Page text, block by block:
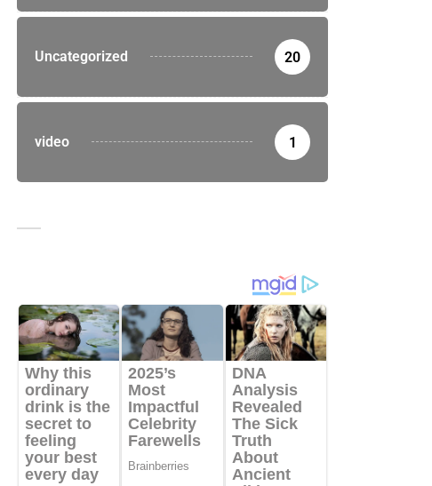
Uncategorized 20
video 1